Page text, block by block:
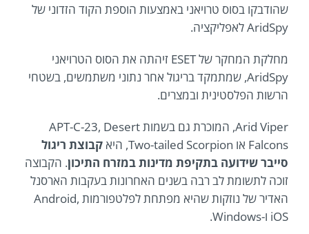
שהודבקו בסוס טרויאני באמצעות הוספת הקוד הזדוני של
AridSpy לאפליקציה.
מחלקת המחקר של ESET זיהתה את הסוס הטרויאני
AridSpy, שמתמקד בריגול אחר נתוני משתמשים, בשטחי
הרשות הפלסטינית ובמצרים.
Arid Viper, המוכרת גם בשמות APT-C-23, Desert
Falcons או Two-tailed Scorpion, היא
קבוצת ריגול
סייבר שידועה בתקיפת מדינות במזרח התיכון. הקבוצה
זוכה לתשומת לב רבה בשנים האחרונות בעקבות הארסנל
האדיר של נוזקות שהיא מפתחת לפלטפורמות Android,
iOS ו-Windows.